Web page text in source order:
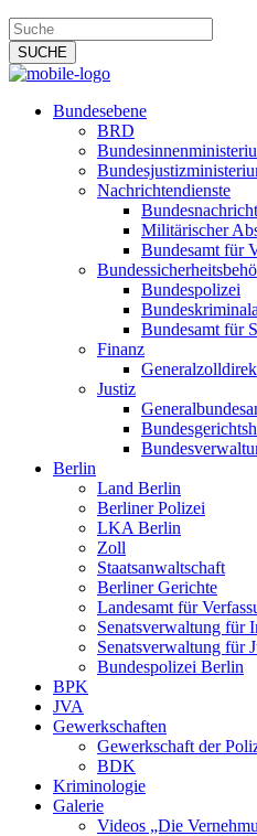
Bundesebene
BRD
Nachrichtendienste
Militärischer
Bundesamt für
Bundespolizei
Bundesamt für
Finanz
Justiz
Berlin
Land Berlin
Berliner Polizei
LKA Berlin
Zoll
Staatsanwaltschaft
Berliner Gerichte
Landesamt für
Senatsverwaltung für
Senatsverwaltung für
Bundespolizei Berlin
BPK
JVA
Gewerkschaften
Gewerkschaft der
BDK
Kriminologie
Galerie
Videos „Die